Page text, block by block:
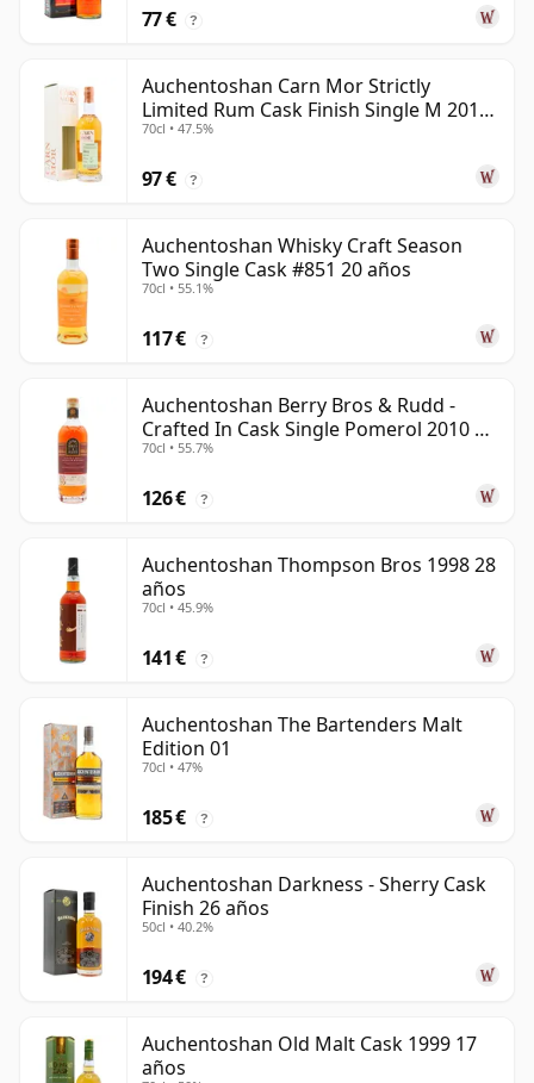
77 € ?
Auchentoshan Carn Mor Strictly
Limited Rum Cask Finish Single M 2011
9 años
70cl • 47.5%
97 € ?
Auchentoshan Whisky Craft Season
Two Single Cask #851 20 años
70cl • 55.1%
117 € ?
Auchentoshan Berry Bros & Rudd -
Crafted In Cask Single Pomerol 2010 15
años
70cl • 55.7%
126 € ?
Auchentoshan Thompson Bros 1998 28
años
70cl • 45.9%
141 € ?
Auchentoshan The Bartenders Malt
Edition 01
70cl • 47%
185 € ?
Auchentoshan Darkness - Sherry Cask
Finish 26 años
50cl • 40.2%
194 € ?
Auchentoshan Old Malt Cask 1999 17
años